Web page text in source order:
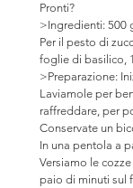
Pronti?
>Ingredienti: 500
Per il pesto di
foglie di basilico,
>Preparazione:
Laviamole per
raffreddare, per
Conservate un
In una pentola a
Versiamo le
paio di minuti sul